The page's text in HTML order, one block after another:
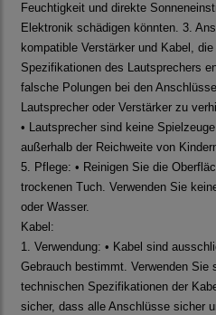
Feuchtigkeit und direkte
Elektronik schädigen könnten. 3.
kompatible Verstärker und Kabel,
Spezifikationen des Lautsprechers
falsche Polungen bei den
Lautsprecher oder Verstärker zu
• Lautsprecher sind keine
außerhalb der Reichweite von
5. Pflege: • Reinigen Sie die
trockenen Tuch. Verwenden Sie
oder Wasser.
Kabel:
1. Verwendung: • Kabel sind
Gebrauch bestimmt. Verwenden Sie
technischen Spezifikationen der
sicher, dass alle Anschlüsse sicher